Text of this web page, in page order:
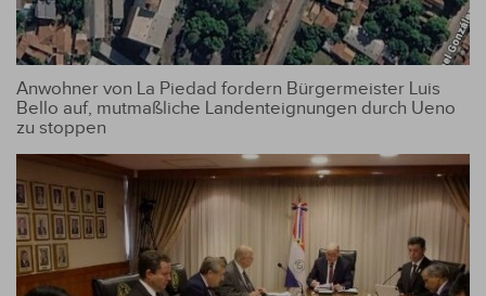
Anwohner von La Piedad fordern Bürgermeister Luis
Bello auf, mutmaßliche Landenteignungen durch Ueno
zu stoppen